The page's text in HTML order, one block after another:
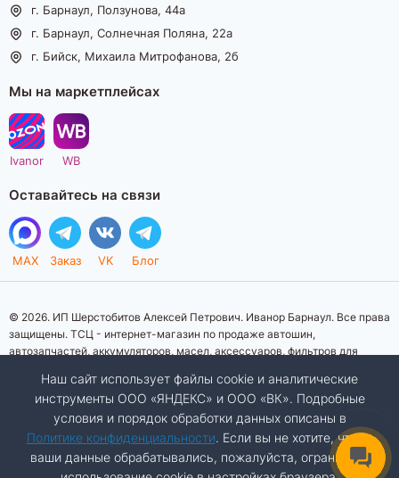
г. Барнаул, Ползунова, 44а
г. Барнаул, Солнечная Поляна, 22а
г. Бийск, Михаила Митрофанова, 2б
Мы на маркетплейсах
Ivanor WB
Оставайтесь на связи
MAX Заказ VK Блог
© 2026. ИП Шерстобитов Алексей Петрович. Иванор Барнаул. Все права
защищены. ТСЦ - интернет-магазин по продаже автошин,
автозапчастей, аккумуляторов, масел, аксессуаров, фильтров для
информационный характер. Представленная информация о товарах, их
стоимости, характеристик, фото, наличия на складе ни при каких
условиях не является публичной офертой, определяемой положениями
Статьи 437 (2) Гражданского кодекса Российской Федерации.
Изображения товаров на фотографиях, представленных на сайте, могут
отличаться от оригиналов. Копирование материалов сайта запрещено.
Наш сайт использует файлы cookie и аналитические
инструменты ООО «ЯНДЕКС» и ООО «ВК». Подробные
условия и порядок обработки данных описаны в
Политике конфиденциальности. Если вы не хотите, чтобы
ваши данные обрабатывались, пожалуйста, ограничьте